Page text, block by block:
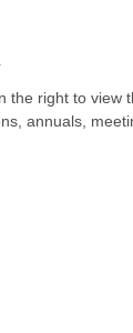
the right to view
annuals,